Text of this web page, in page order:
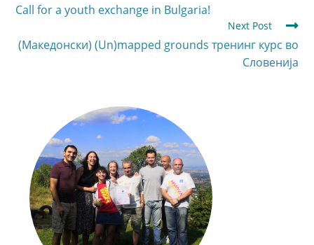
Call for a youth exchange in Bulgaria!
Next Post
(Македонски) (Un)mapped grounds тренинг курс во
Словенија